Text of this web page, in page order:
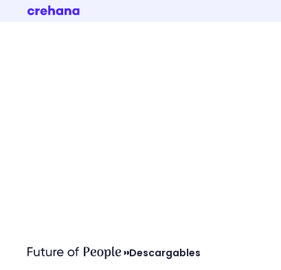
Descargables